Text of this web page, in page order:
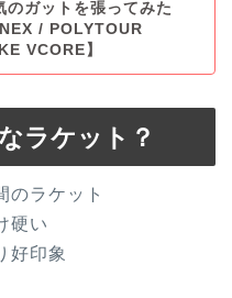
のガットを張ってみた
/ POLYTOUR
VCORE】
ラケット？
のラケット
硬い
好印象